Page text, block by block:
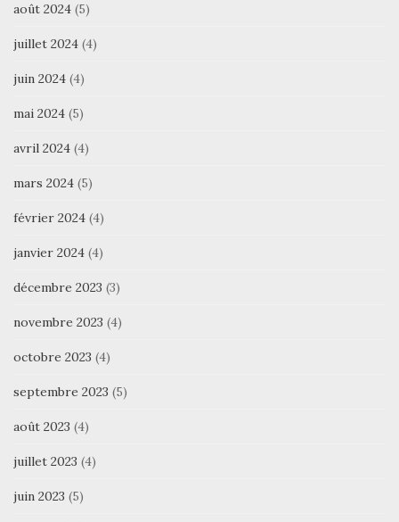
août 2024 (5)
juillet 2024 (4)
juin 2024 (4)
mai 2024 (5)
avril 2024 (4)
mars 2024 (5)
février 2024 (4)
janvier 2024 (4)
décembre 2023 (3)
novembre 2023 (4)
octobre 2023 (4)
septembre 2023 (5)
août 2023 (4)
juillet 2023 (4)
juin 2023 (5)